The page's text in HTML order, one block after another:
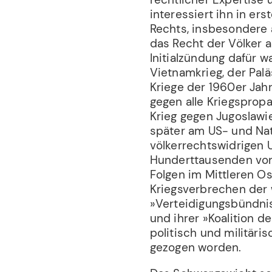
interessiert ihn in
Rechts,
das Recht der Völker
Initialzündung dafür
Vietnamkrieg, der
Kriege der 1960er
gegen alle
Krieg gegen
später am US- und
völkerrechtswidrigen
Hunderttausenden
Folgen im Mittleren
Kriegsverbrechen
und ihrer »Koalition
politisch und
gezogen worden.